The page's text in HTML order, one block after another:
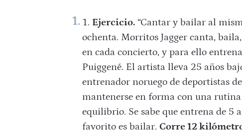
Ejercicio. “Cantar y bailar al
ochenta. Morritos Jagger canta,
en cada concierto, y para ello
Puiggené. El artista lleva 25 años
entrenador noruego de deportistas
mantenerse en forma con una
equilibrio. Se sabe que entrena de 5
favorito es bailar.Corre 12